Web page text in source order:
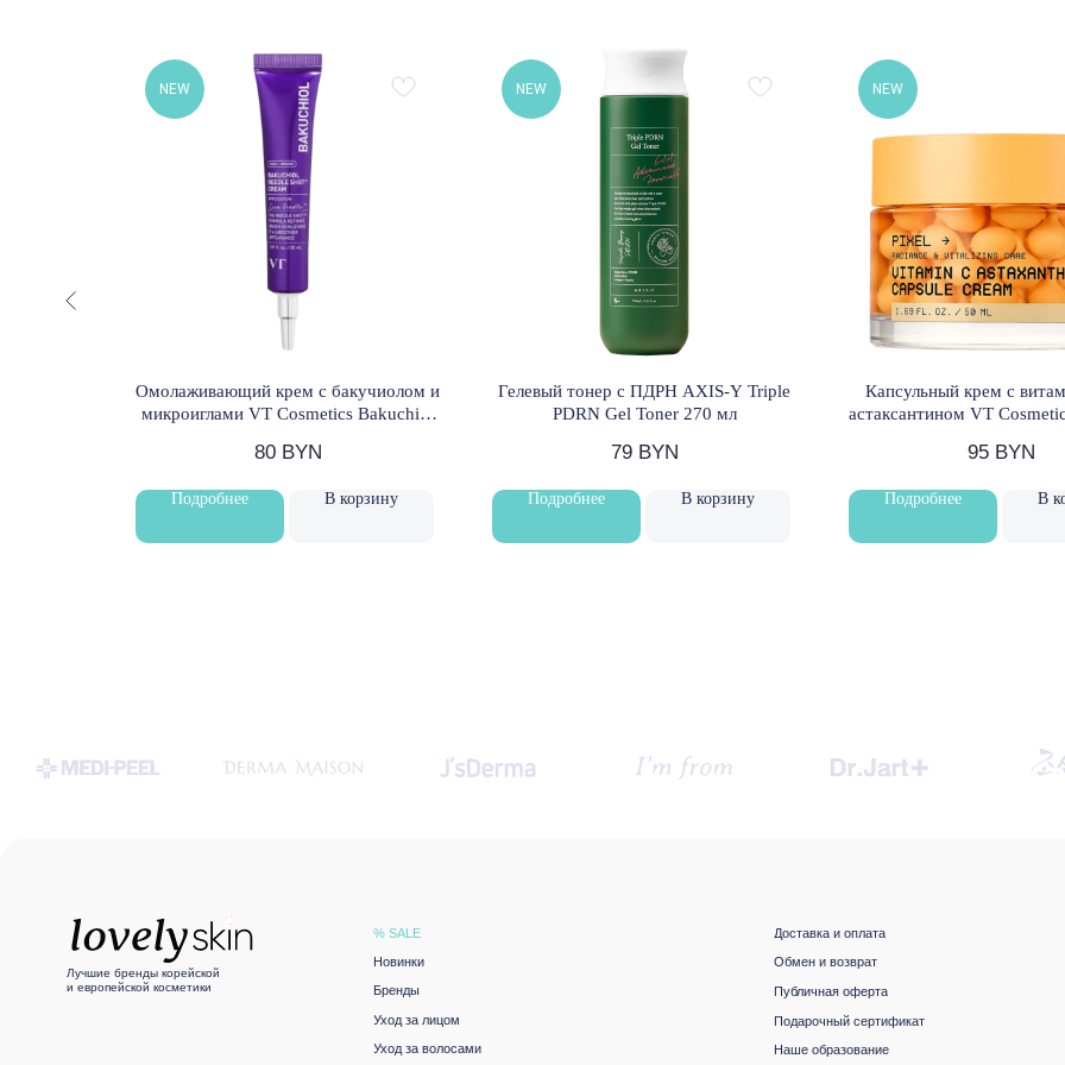
NEW
Омолаживающий крем с бакучиолом и
микроиглами VT Cosmetics Bakuchiol
80 BYN
Подробнее В корзину
NEW
Гелевый тонер с ПДРН AXIS-Y Triple
PDRN Gel Toner 270 мл
79 BYN
Подробнее В корзину
NEW
Капсульный крем с
астаксантином VT
95 BYN
Подробнее В
›
© LOVELY SKIN 2021
Подобрать уход